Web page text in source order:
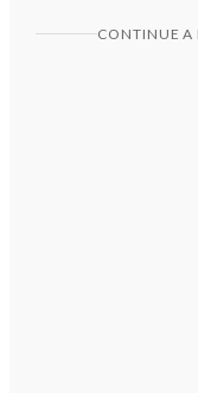
CONTINUE A